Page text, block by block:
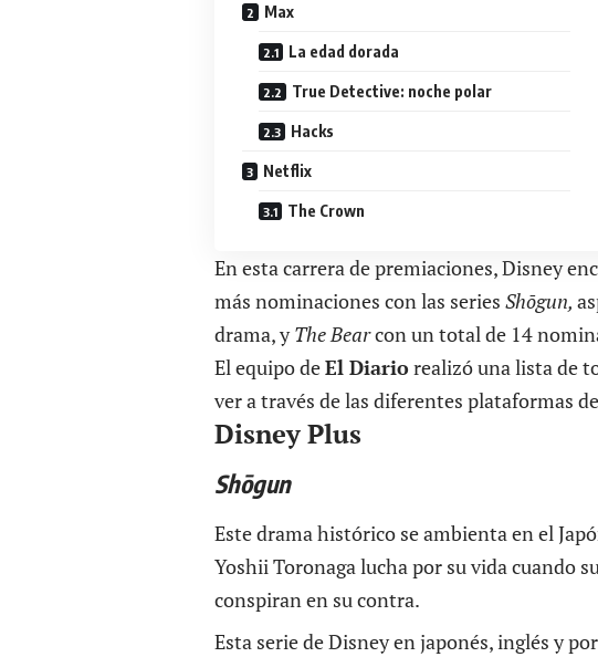
Max
La edad dorada
True Detective: noche polar
Hacks
Netflix
The Crown
En esta carrera de premiaciones, Disney
más nominaciones con las series Shōgun,
drama, yThe Bearcon un total de 14
El equipo deEl Diariorealizó una lista de
ver a través de las diferentes plataformas de
Disney Plus
Shōgun
Este drama histórico se ambienta en el
Yoshii Toronaga lucha por su vida cuando
conspiran en su contra.
Esta serie de Disney en japonés, inglés y